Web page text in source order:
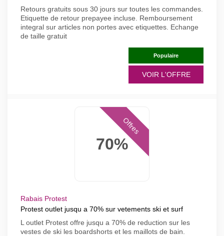
Retours gratuits sous 30 jours sur toutes les commandes.
Etiquette de retour prepayee incluse. Remboursement
integral sur articles non portes avec etiquettes. Echange
de taille gratuit
Populaire
VOIR L'OFFRE
70%
Offres
Rabais Protest
Protest outlet jusqu a 70% sur vetements ski et surf
L outlet Protest offre jusqu a 70% de reduction sur les
vestes de ski les boardshorts et les maillots de bain.